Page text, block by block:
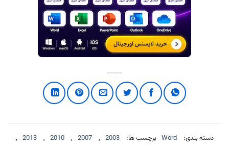
دسته بندی: Word برچسب ها: 2003
,
2007
,
2010
,
2013
,